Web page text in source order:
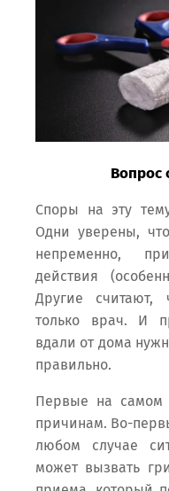
Вопрос
Споры на эту
Одни уверены,
непременно,
действия
Другие считают,
только врач. И
вдали от дома
правильно.
Первые на самом
причинам. Во-
любом случае
может вызвать